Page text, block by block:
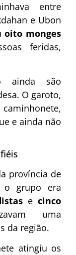
entre
e Ubon
oito monges
feridas,
ainda são
O garoto,
e ainda não
província de
o grupo era
ecinco
uma
da região.
atingiu os